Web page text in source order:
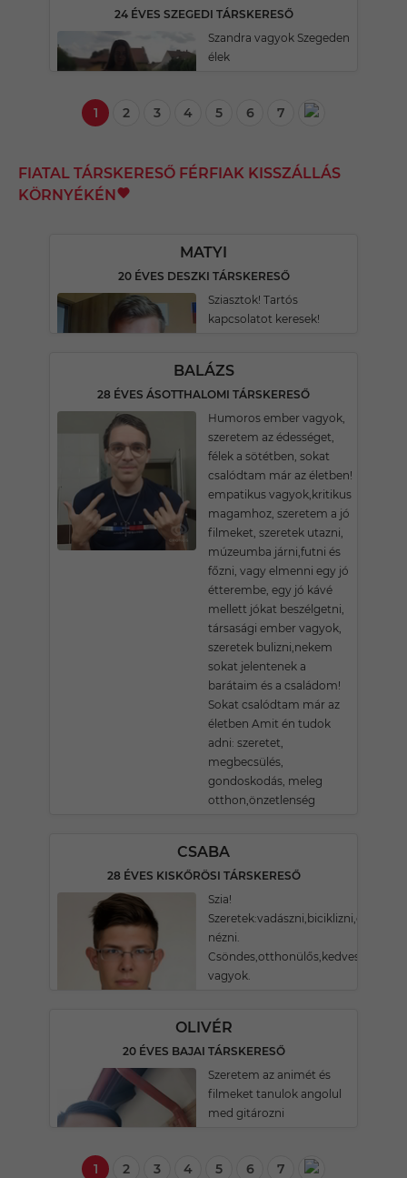
24 ÉVES SZEGEDI TÁRSKERESŐ
Szandra vagyok Szegeden
élek
1 2 3 4 5 6 7
FIATAL TÁRSKERESŐ FÉRFIAK KISSZÁLLÁS
KÖRNYÉKÉN
MATYI
20 ÉVES DESZKI TÁRSKERESŐ
Sziasztok! Tartós
kapcsolatot keresek!
BALÁZS
28 ÉVES ÁSOTTHALOMI TÁRSKERESŐ
Humoros ember vagyok,
szeretem az édességet,
félek a sötétben, sokat
csalódtam már az életben!
empatikus vagyok,kritikus
magamhoz, szeretem a jó
filmeket, szeretek utazni,
múzeumba járni,futni és
főzni, vagy elmenni egy jó
étterembe, egy jó kávé
mellett jókat beszélgetni,
társasági ember vagyok,
szeretek bulizni,nekem
sokat jelentenek a
barátaim és a családom!
Sokat csalódtam már az
életben Amit én tudok
adni: szeretet,
megbecsülés,
gondoskodás, meleg
otthon,önzetlenség
CSABA
28 ÉVES KISKŐRÖSI TÁRSKERESŐ
Szia!
nézni.
Csöndes,otthonülős,kedves
vagyok.
OLIVÉR
20 ÉVES BAJAI TÁRSKERESŐ
Szeretem az animét és
filmeket tanulok angolul
med gitározni
1 2 3 4 5 6 7